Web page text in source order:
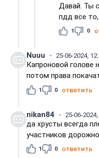
Давай. Ты
пдд все
1 0
Nuuu 25-06-2024,
Капроновой голове
потом права
1 0 ответить
nikan84 25-06-
да хрусты всегда
участников
1 0 ответить